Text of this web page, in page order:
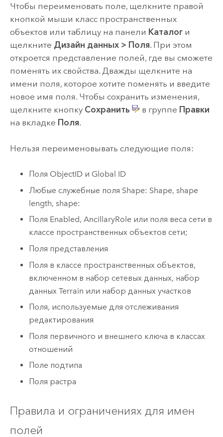
Чтобы переименовать поле, щелкните правой
кнопкой мыши класс пространственных
объектов или таблицу на панели Каталоги
щелкните Дизайн данных > Поля. При этом
откроется представление полей, где вы сможете
поменять их свойства. Дважды щелкните на
имени поля, которое хотите поменять и введите
новое имя поля. Чтобы сохранить изменения,
щелкните кнопку Сохранить в группе Правки
на вкладке Поля.
Нельзя переименовывать следующие поля:
Поля ObjectID и Global ID
Любые служебные поля Shape: Shape, shape
length, shape:
Поля Enabled, AncillaryRole или поля веса сети в
классе пространственных объектов сети;
Поля представления
Поля в классе пространственных объектов,
включенном в набор сетевых данных, набор
данных Terrain или набор данных участков
Поля, используемые для отслеживания
редактирования
Поля первичного и внешнего ключа в классах
отношений
Поле подтипа
Поля растра
Правила и ограничениях для имен
полей